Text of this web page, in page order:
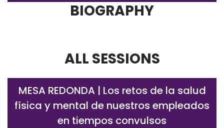
BIOGRAPHY
ALL SESSIONS
MESA REDONDA | Los retos de la salud
física y mental de nuestros empleados
en tiempos convulsos